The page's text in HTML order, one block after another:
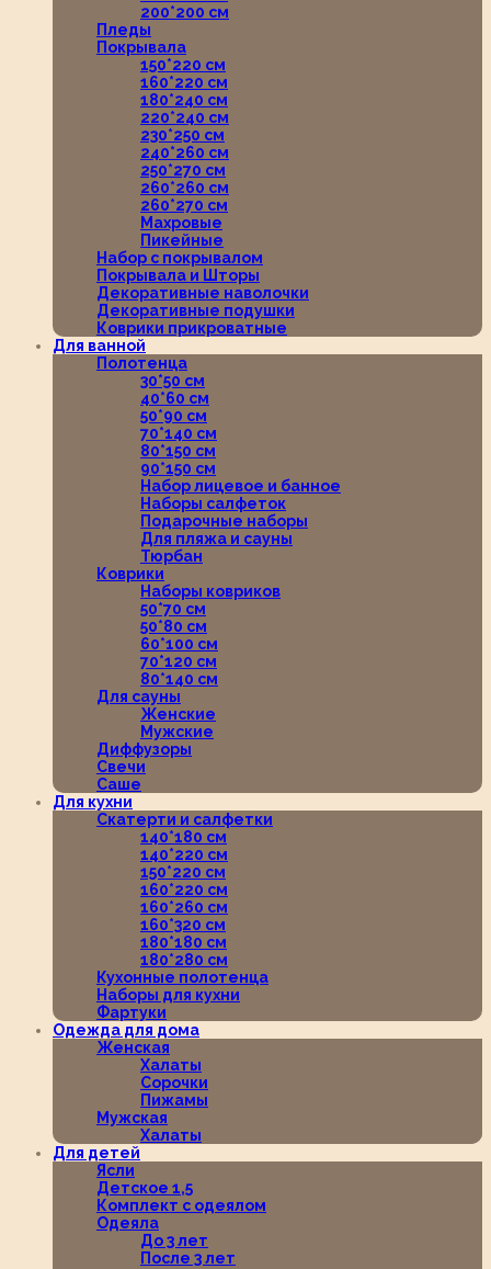
200*200 см
Пледы
Покрывала
150*220 см
160*220 см
180*240 см
220*240 см
230*250 см
240*260 см
250*270 см
260*260 см
260*270 см
Махровые
Пикейные
Набор с покрывалом
Покрывала и Шторы
Декоративные наволочки
Декоративные подушки
Коврики прикроватные
Для ванной
Полотенца
30*50 см
40*60 см
50*90 см
70*140 см
80*150 см
90*150 см
Набор лицевое и банное
Наборы салфеток
Подарочные наборы
Для пляжа и сауны
Тюрбан
Коврики
Наборы ковриков
50*70 см
50*80 см
60*100 см
70*120 см
80*140 см
Для сауны
Женские
Мужские
Диффузоры
Свечи
Саше
Для кухни
Скатерти и салфетки
140*180 см
140*220 см
150*220 см
160*220 см
160*260 см
160*320 см
180*180 см
180*280 см
Кухонные полотенца
Наборы для кухни
Фартуки
Одежда для дома
Женская
Халаты
Сорочки
Пижамы
Мужская
Халаты
Для детей
Ясли
Детское 1,5
Комплект с одеялом
Одеяла
До 3 лет
После 3 лет